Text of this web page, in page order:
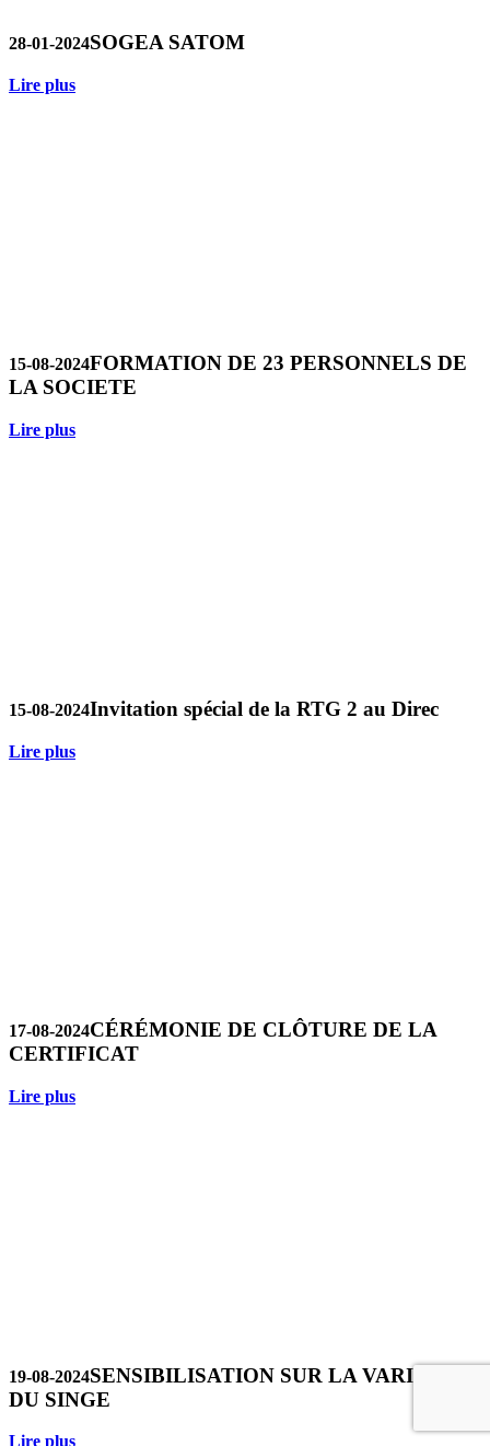
28-01-2024SOGEA SATOM
Lire plus
15-08-2024FORMATION DE 23 PERSONNELS DE
LA SOCIETE
Lire plus
15-08-2024Invitation spécial de la RTG 2 au Direc
Lire plus
17-08-2024CÉRÉMONIE DE CLÔTURE DE LA
CERTIFICAT
Lire plus
19-08-2024SENSIBILISATION SUR LA VARIOLE
DU SINGE
Lire plus